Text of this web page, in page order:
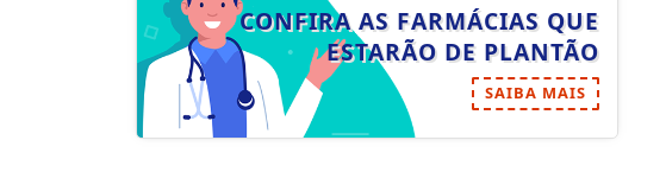
CONFIRA AS FARMÁCIAS QUE
ESTARÃO DE PLANTÃO
SAIBA MAIS